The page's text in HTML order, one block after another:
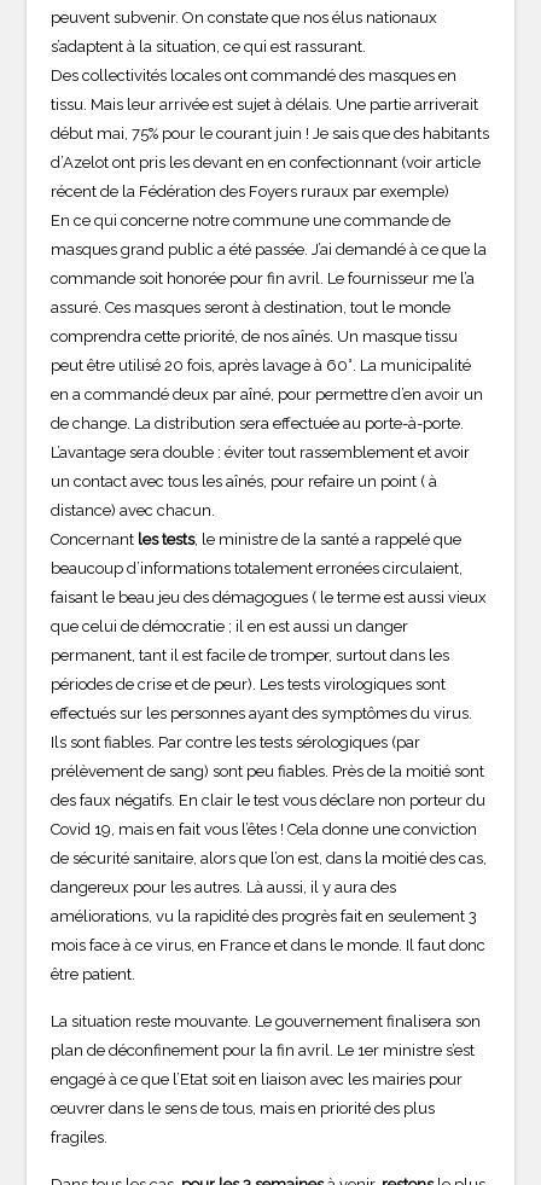
peuvent subvenir. On constate que nos élus nationaux
s’adaptent à la situation, ce qui est rassurant.
Des collectivités locales ont commandé des masques en
tissu. Mais leur arrivée est sujet à délais. Une partie arriverait
début mai, 75% pour le courant juin ! Je sais que des habitants
d’Azelot ont pris les devant en en confectionnant (voir article
récent de la Fédération des Foyers ruraux par exemple)
En ce qui concerne notre commune une commande de
masques grand public a été passée. J’ai demandé à ce que la
commande soit honorée pour fin avril. Le fournisseur me l’a
assuré. Ces masques seront à destination, tout le monde
comprendra cette priorité, de nos aînés. Un masque tissu
peut être utilisé 20 fois, après lavage à 60°. La municipalité
en a commandé deux par aîné, pour permettre d’en avoir un
de change. La distribution sera effectuée au porte-à-porte.
L’avantage sera double : éviter tout rassemblement et avoir
un contact avec tous les aînés, pour refaire un point ( à
distance) avec chacun.
Concernant les tests, le ministre de la santé a rappelé que
beaucoup d’informations totalement erronées circulaient,
faisant le beau jeu des démagogues ( le terme est aussi vieux
que celui de démocratie ; il en est aussi un danger
permanent, tant il est facile de tromper, surtout dans les
périodes de crise et de peur). Les tests virologiques sont
effectués sur les personnes ayant des symptômes du virus.
Ils sont fiables. Par contre les tests sérologiques (par
prélèvement de sang) sont peu fiables. Près de la moitié sont
des faux négatifs. En clair le test vous déclare non porteur du
Covid 19, mais en fait vous l’êtes ! Cela donne une conviction
de sécurité sanitaire, alors que l’on est, dans la moitié des cas,
dangereux pour les autres. Là aussi, il y aura des
améliorations, vu la rapidité des progrès fait en seulement 3
mois face à ce virus, en France et dans le monde. Il faut donc
être patient.
La situation reste mouvante. Le gouvernement finalisera son
plan de déconfinement pour la fin avril. Le 1er ministre s’est
engagé à ce que l’Etat soit en liaison avec les mairies pour
œuvrer dans le sens de tous, mais en priorité des plus
fragiles.